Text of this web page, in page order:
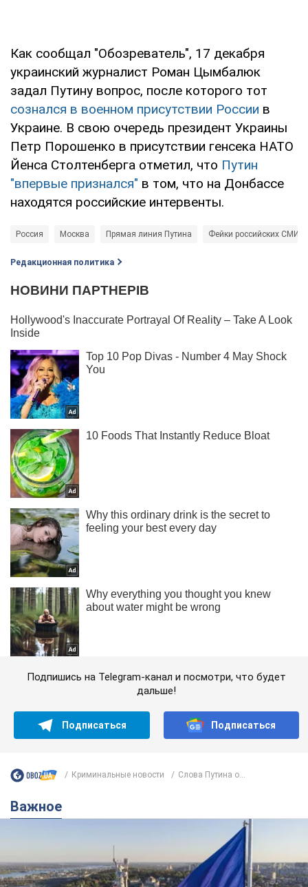
Как сообщал "Обозреватель", 17 декабря
украинский журналист Роман Цымбалюк
задал Путину вопрос, после которого тот
сознался в военном присутствии России в
Украине. В свою очередь президент Украины
Петр Порошенко в присутствии генсека НАТО
Йенса Столтенберга отметил, что Путин
"впервые признался" в том, что на Донбассе
находятся российские интервенты.
Россия Москва Прямая линия Путина Фейки российских СМИ
Редакционная политика
Подпишись на Telegram-канал и посмотри, что будет
дальше!
Подписаться Подписаться
Криминальные новости Слова Путина о...
Важное